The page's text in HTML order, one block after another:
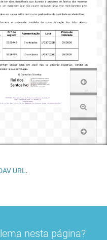
URL .
nesta página?